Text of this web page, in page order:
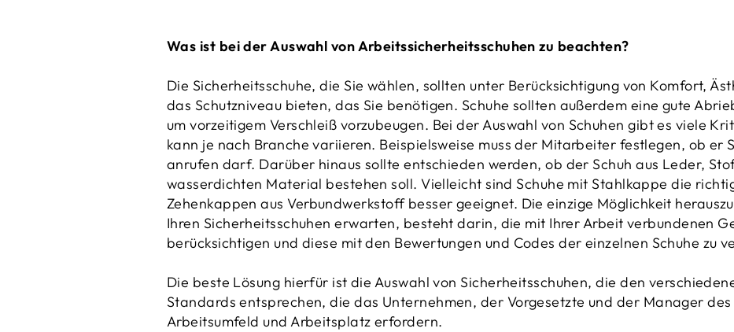
Was ist bei der Auswahl von Arbeitssicherheitsschuhen zu beachten?
Die Sicherheitsschuhe, die Sie wählen, sollten unter Berücksichtigung von Komfort,
das Schutzniveau bieten, das Sie benötigen. Schuhe sollten außerdem eine gute
um vorzeitigem Verschleiß vorzubeugen. Bei der Auswahl von Schuhen gibt es viele
kann je nach Branche variieren. Beispielsweise muss der Mitarbeiter festlegen, ob er
anrufen darf. Darüber hinaus sollte entschieden werden, ob der Schuh aus Leder,
wasserdichten Material bestehen soll. Vielleicht sind Schuhe mit Stahlkappe die
Zehenkappen aus Verbundwerkstoff besser geeignet. Die einzige Möglichkeit
Ihren Sicherheitsschuhen erwarten, besteht darin, die mit Ihrer Arbeit verbundenen
berücksichtigen und diese mit den Bewertungen und Codes der einzelnen Schuhe zu
Die beste Lösung hierfür ist die Auswahl von Sicherheitsschuhen, die den
Standards entsprechen, die das Unternehmen, der Vorgesetzte und der Manager
Arbeitsumfeld und Arbeitsplatz erfordern.